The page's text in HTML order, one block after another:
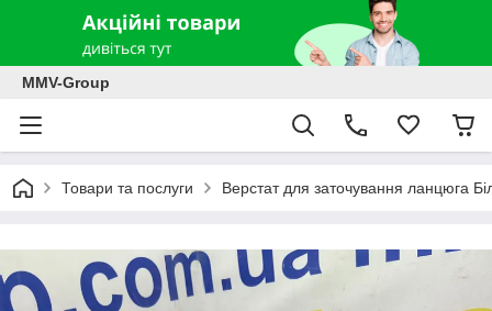
MMV-Group
Товари та послуги Верстат для заточування ланцюга